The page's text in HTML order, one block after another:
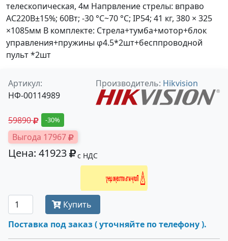
телескопическая, 4м Напрвление стрелы: вправо
AC220В±15%; 60Вт; -30 °C~70 °C; IP54; 41 кг, 380 × 325
×1085мм В комплекте: Стрела+тумба+мотор+блок
управления+пружины φ4.5*2шт+бесппроводной
пульт *2шт
Артикул:
НФ-00114989
Производитель: Hikvision
59890 -30%
Выгода 17967
Цена: 41923 с НДС
Получить оптовую цену
Купить
Поставка под заказ ( уточняйте по телефону ).